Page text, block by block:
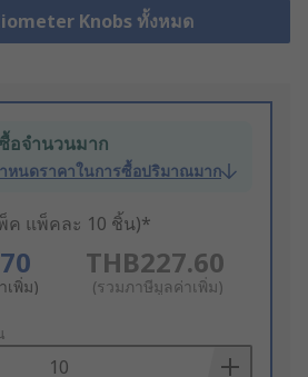
Knobs ทั้งหมด
อจำนวนมาก
หนดราคาในการซื้อปริมาณมาก
ค แพ็คละ 10 ชิ้น)*
เพิ่ม)
THB227.60
(รวมภาษีมูลค่าเพิ่ม)